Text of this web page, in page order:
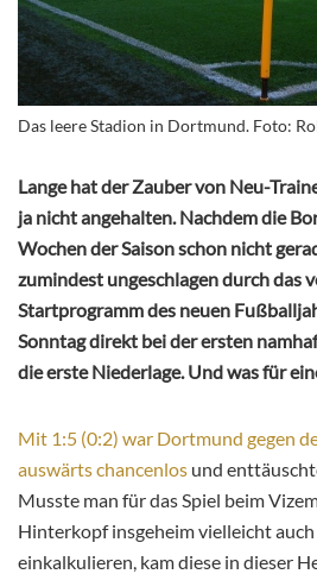
Das leere Stadion in Dortmund. Foto:
Lange hat der Zauber von Neu-
ja nicht angehalten. Nachdem die
Wochen der Saison schon nicht
zumindest ungeschlagen durch das
Startprogramm des neuen
Sonntag direkt bei der ersten
die erste Niederlage. Und was für
Mit 1:5 (0:2) war Dortmund gegen
auswärts chancenlos und
Musste man für das Spiel beim
Hinterkopf insgeheim vielleicht
einkalkulieren, kam diese in dieser